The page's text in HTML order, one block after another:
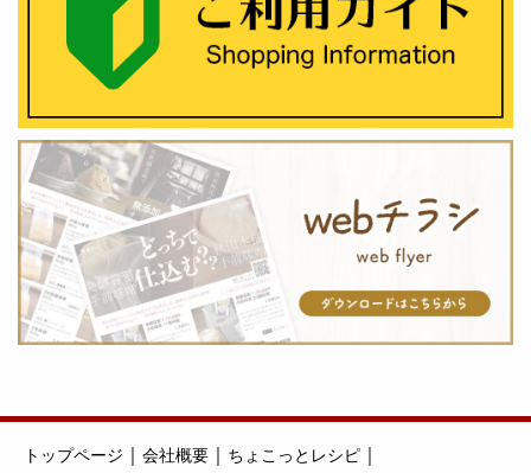
トップページ ｜ 会社概要 ｜ ちょこっとレシピ ｜